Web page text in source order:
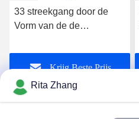
33 streekgang door de
Vorm van de de
Metaaldetector met 355
Niveausgevoeligheid
Krijg Beste Prijs
Rita Zhang